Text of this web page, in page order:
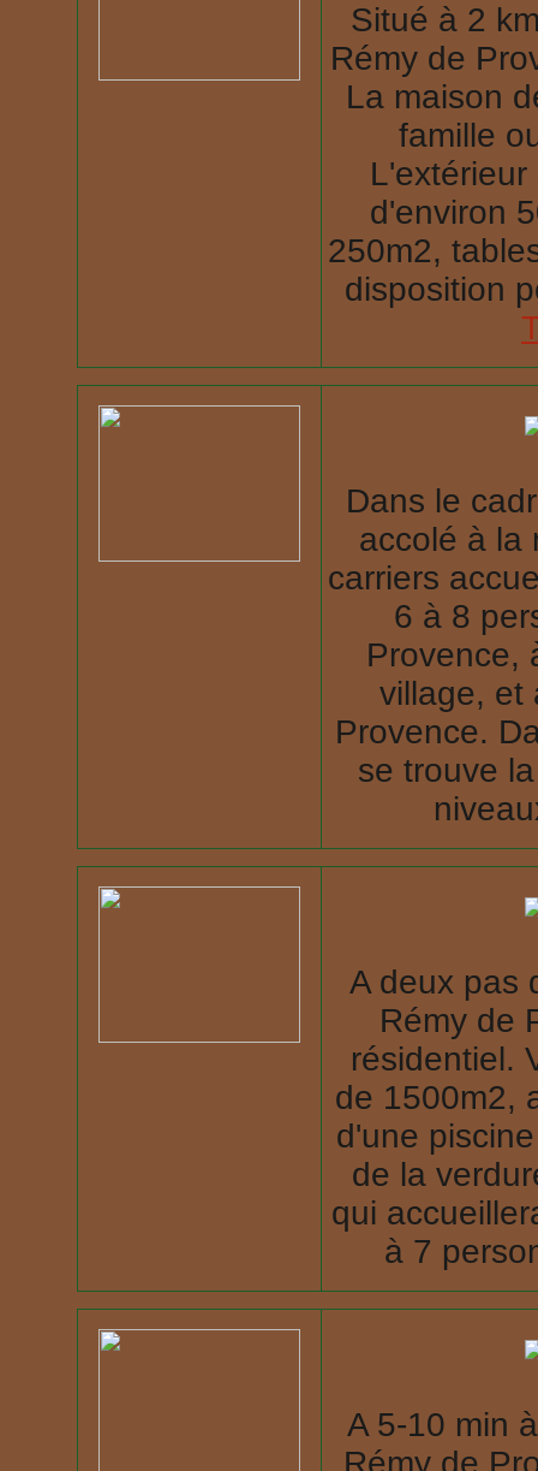
Situé à 2
Rémy de
La maison
famille
d'environ
250m2,
disposition
Dans le
accolé à la
carriers
6 à 8
Provence,
village, et
Provence.
se trouve
A deux pas
Rémy de
résidentiel.
de 1500m2,
d'une
de la
qui
à 7
A 5-10 min
Rémy de